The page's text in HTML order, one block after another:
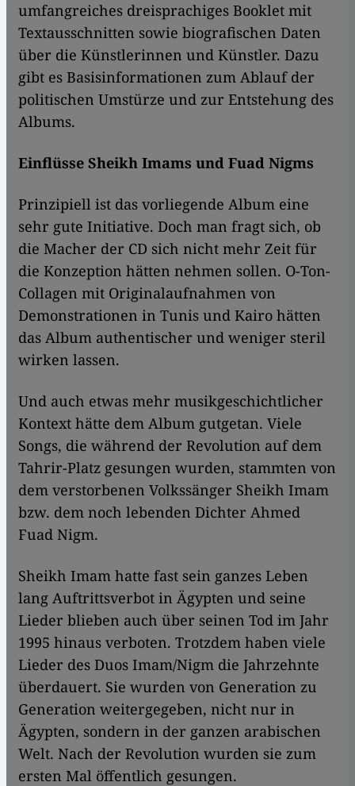
umfangreiches dreisprachiges Booklet mit
Textausschnitten sowie biografischen Daten
über die Künstlerinnen und Künstler. Dazu
gibt es Basisinformationen zum Ablauf der
politischen Umstürze und zur Entstehung des
Albums.
Einflüsse Sheikh Imams und Fuad Nigms
Prinzipiell ist das vorliegende Album eine
sehr gute Initiative. Doch man fragt sich, ob
die Macher der CD sich nicht mehr Zeit für
die Konzeption hätten nehmen sollen. O-Ton-
Collagen mit Originalaufnahmen von
Demonstrationen in Tunis und Kairo hätten
das Album authentischer und weniger steril
wirken lassen.
Und auch etwas mehr musikgeschichtlicher
Kontext hätte dem Album gutgetan. Viele
Songs, die während der Revolution auf dem
Tahrir-Platz gesungen wurden, stammten von
dem verstorbenen Volkssänger Sheikh Imam
bzw. dem noch lebenden Dichter Ahmed
Fuad Nigm.
Sheikh Imam hatte fast sein ganzes Leben
lang Auftrittsverbot in Ägypten und seine
Lieder blieben auch über seinen Tod im Jahr
1995 hinaus verboten. Trotzdem haben viele
Lieder des Duos Imam/Nigm die Jahrzehnte
überdauert. Sie wurden von Generation zu
Generation weitergegeben, nicht nur in
Ägypten, sondern in der ganzen arabischen
Welt. Nach der Revolution wurden sie zum
ersten Mal öffentlich gesungen.